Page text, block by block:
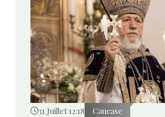
31 Juillet 12:18 Caucase